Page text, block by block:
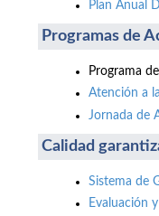
Plan Anual
Programas de
Programa
Atención a
Jornada de
Calidad
Sistema de
Evaluación